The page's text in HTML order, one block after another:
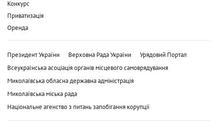
Конкурс
Приватизація
Оренда
Президент України Верховна Рада України
Урядовий Портал
Всеукраїнська асоціація органів місцевого самоврядування
Миколаївська обласна державна адміністрація
Миколаївська міська рада
Національне агенство з питань запобігання корупції